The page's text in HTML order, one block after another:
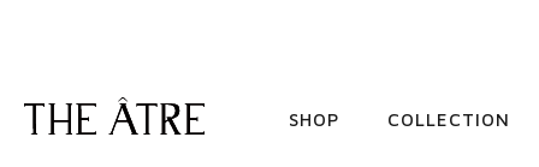
SHOP COLLECTION